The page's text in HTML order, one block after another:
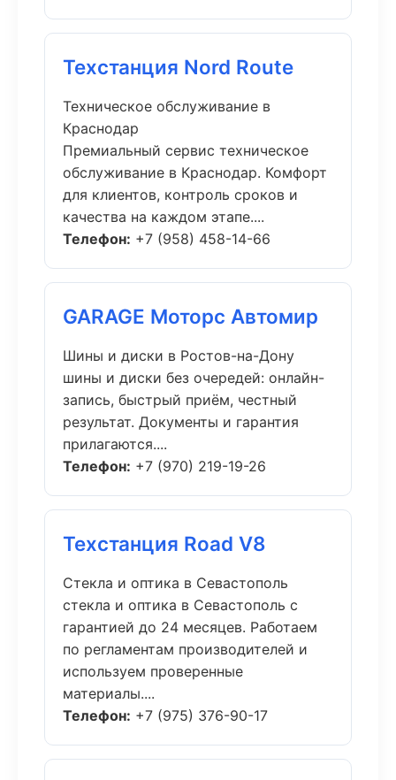
Техстанция Nord Route
Техническое обслуживание в
Краснодар
Премиальный сервис техническое
обслуживание в Краснодар. Комфорт
для клиентов, контроль сроков и
качества на каждом этапе....
Телефон: +7 (958) 458-14-66
GARAGE Моторс Автомир
Шины и диски в Ростов-на-Дону
шины и диски без очередей: онлайн-
запись, быстрый приём, честный
результат. Документы и гарантия
прилагаются....
Телефон: +7 (970) 219-19-26
Техстанция Road V8
Стекла и оптика в Севастополь
стекла и оптика в Севастополь с
гарантией до 24 месяцев. Работаем
по регламентам производителей и
используем проверенные
материалы....
Телефон: +7 (975) 376-90-17